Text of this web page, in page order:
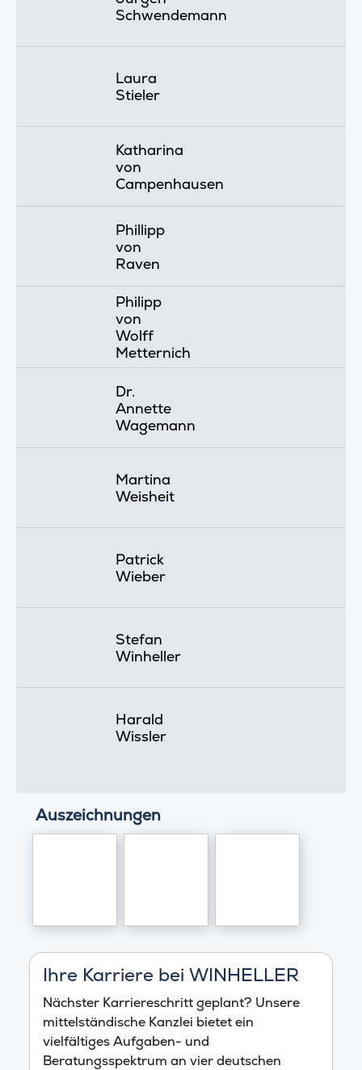
Schwendemann
Laura
Stieler
Katharina
von
Campenhausen
Phillipp
von
Raven
Philipp
von
Wolff
Metternich
Dr.
Annette
Wagemann
Martina
Weisheit
Patrick
Wieber
Stefan
Winheller
Harald
Wissler
Auszeichnungen
Ihre Karriere bei WINHELLER
Nächster Karriereschritt geplant? Unsere
mittelständische Kanzlei bietet ein
vielfältiges Aufgaben- und
Beratungsspektrum an vier deutschen